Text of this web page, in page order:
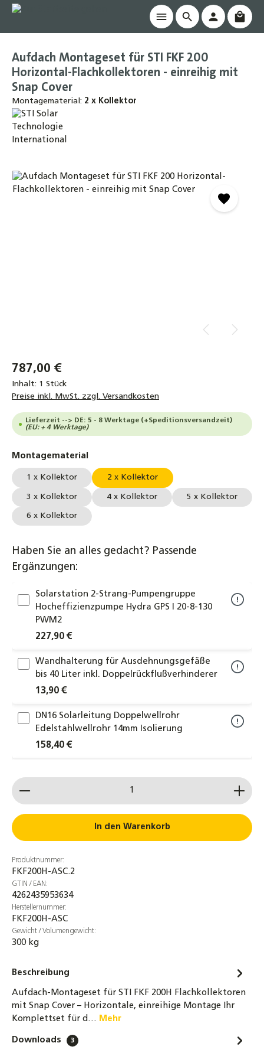
springen
Aufdach Montageset für STI FKF 200
Horizontal-Flachkollektoren - einreihig mit
Snap Cover
Montagematerial: 2 x Kollektor
Bildergalerie überspringen
787,00 €
Inhalt: 1 Stück
Preise inkl. MwSt. zzgl. Versandkosten
Lieferzeit --> DE: 5 - 8 Werktage (+Speditionsversandzeit)
(EU: + 4 Werktage)
Montagematerial
1 x Kollektor 2 x Kollektor
3 x Kollektor 4 x Kollektor 5 x Kollektor
6 x Kollektor
Haben Sie an alles gedacht? Passende
Ergänzungen:
Solarstation 2-Strang-Pumpengruppe
Hocheffizienzpumpe Hydra GPS I 20-8-130
PWM2
227,90 €
Wandhalterung für Ausdehnungsgefäße
bis 40 Liter inkl. Doppelrückflußverhinderer
13,90 €
DN16 Solarleitung Doppelwellrohr
Edelstahlwellrohr 14mm Isolierung
158,40 €
Anschlussrohr für Ausdehnungsgefäße
DN16 Wellrohr Verschraubung
Schnellverschraubung Schnellkupplung für
Solarleitungen
8,70 €
DN20 Wellrohr Verschraubung
Solarleitungen
12,40 €
STI Hochleistungs-Flachkollektor FKF 200
419,00 €
Produkt Anzahl: Gib den gewünschten Wert ein
In den Warenkorb
Produktnummer:
FKF200H-ASC.2
GTIN / EAN:
4262435953634
Herstellernummer:
FKF200H-ASC
Gewicht / Volumengewicht:
300 kg
Beschreibung
Aufdach-Montageset für STI FKF 200H Flachkollektoren
mit Snap Cover – Horizontale, einreihige Montage Ihr
Komplettset für d… Mehr
Downloads 3